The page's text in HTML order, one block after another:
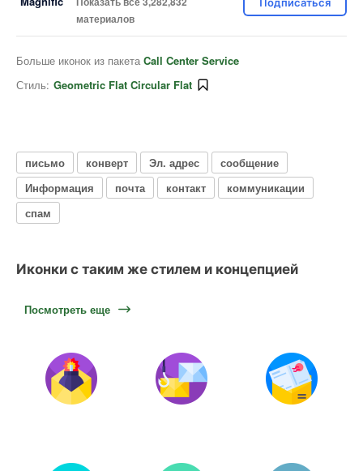
материалов
Больше иконок из пакета Call Center Service
Стиль: Geometric Flat Circular Flat
письмо конверт Эл. адрес
сообщение
Информация
почта контакт
коммуникации
спам
Иконки с таким же стилем и концепцией
Посмотреть еще